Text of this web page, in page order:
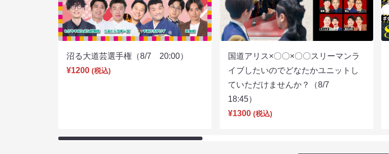
沼る大道芸選手権（8/7 20:00）
¥1200 (税込)
国道アリス×〇〇×〇〇スリーマンラ
イブしたいのでどなたかユニットし
ていただけませんか？（8/7
18:45）
¥1300 (税込)